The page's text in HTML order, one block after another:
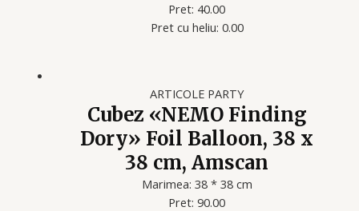
Pret: 40.00
Pret cu heliu: 0.00
ARTICOLE PARTY
Cubez «NEMO Finding
Dory» Foil Balloon, 38 x
38 cm, Amscan
Marimea: 38 * 38 cm
Pret: 90.00